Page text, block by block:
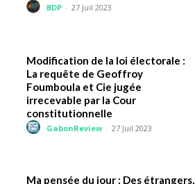
BDP - 27 Juil 2023
Modification de la loi électorale :
La requête de Geoffroy
Foumboula et Cie jugée
irrecevable par la Cour
constitutionnelle
GabonReview - 27 Juil 2023
Ma pensée du jour : Des étrangers,